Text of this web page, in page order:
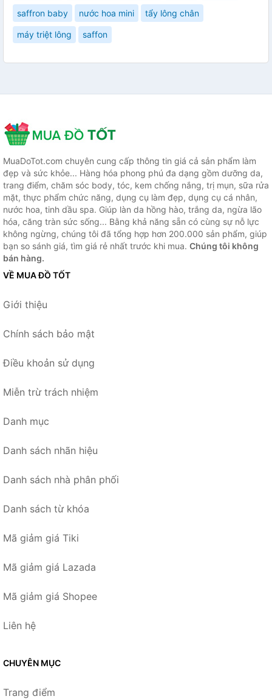
saffron baby nước hoa mini tẩy lông chân
máy triệt lông saffon
MuaDoTot.com chuyên cung cấp thông tin giá cả sản phẩm làm
đẹp và sức khỏe... Hàng hóa phong phú đa dạng gồm dưỡng da,
trang điểm, chăm sóc body, tóc, kem chống nắng, trị mụn, sữa rửa
mặt, thực phẩm chức năng, dụng cụ làm đẹp, dụng cụ cá nhân,
nước hoa, tinh dầu spa. Giúp làn da hồng hào, trắng da, ngừa lão
hóa, căng tràn sức sống... Bằng khả năng sẵn có cùng sự nỗ lực
không ngừng, chúng tôi đã tổng hợp hơn 200.000 sản phẩm, giúp
bạn so sánh giá, tìm giá rẻ nhất trước khi mua. Chúng tôi không
bán hàng.
VỀ MUA ĐỒ TỐT
Giới thiệu
Chính sách bảo mật
Điều khoản sử dụng
Miễn trừ trách nhiệm
Danh mục
Danh sách nhãn hiệu
Danh sách nhà phân phối
Danh sách từ khóa
Mã giảm giá Tiki
Mã giảm giá Lazada
Mã giảm giá Shopee
Liên hệ
CHUYÊN MỤC
Trang điểm